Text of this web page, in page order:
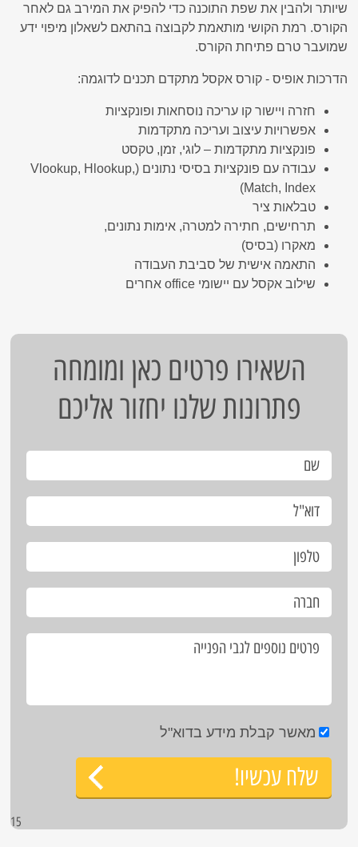
שיותר ולהבין את שפת התוכנה כדי להפיק את המירב גם לאחר
הקורס. רמת הקושי מותאמת לקבוצה בהתאם לשאלון מיפוי ידע
שמועבר טרם פתיחת הקורס.
הדרכות אופיס - קורס אקסל מתקדם תכנים לדוגמה:
חזרה ויישור קו עריכה נוסחאות ופונקציות
אפשרויות עיצוב ועריכה מתקדמות
פונקציות מתקדמות – לוגי, זמן, טקסט
עבודה עם פונקציות בסיסי נתונים (Vlookup, Hlookup,
Match, Index)
טבלאות ציר
תרחישים, חתירה למטרה, אימות נתונים,
מאקרו (בסיס)
התאמה אישית של סביבת העבודה
שילוב אקסל עם יישומי office אחרים
השאירו פרטים כאן ומומחה
פתרונות שלנו יחזור אליכם
מאשר קבלת מידע בדוא"ל
שלח עכשיו!
15